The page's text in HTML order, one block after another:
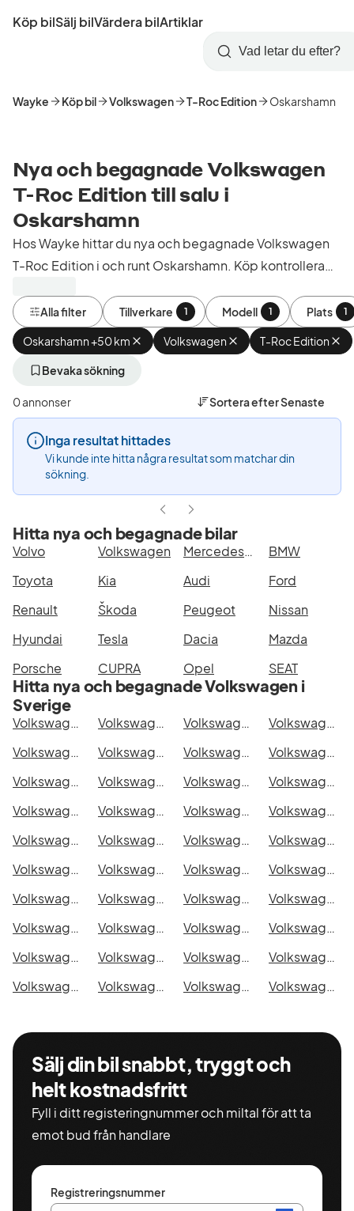
till
Startsida
Köp bilSälj bilVärdera bilArtiklar
Skapa
konto
Logga
in
Sök
Wayke Köp bil Volkswagen T-Roc Edition Oskarshamn
Nya och begagnade Volkswagen
T-Roc Edition till salu i
Oskarshamn
Hos Wayke hittar du nya och begagnade Volkswagen
T-Roc Edition i och runt Oskarshamn. Köp kontrollerade
Alla filter Tillverkare 1 Modell 1 Plats 1
Oskarshamn +50 km Ta
bort
Oskarshamn
(Plats)
Volkswagen Ta
bort
Volkswagen
T-Roc Edition Ta
Bevaka sökning
0 annonser Sortera efterSenaste
Inga resultat hittades
Vi kunde inte hitta några resultat som matchar din
sökning.
Hitta nya och begagnade bilar
Volvo Volkswagen Mercedes-Benz
BMW
Toyota
Kia Audi
Ford
Renault
Škoda Peugeot
Nissan
Hyundai
Tesla Dacia
Mazda
Porsche
CUPRA Opel SEAT
Hitta nya och begagnade Volkswagen i
Sverige
Volkswagen T-Roc Edition i Stockholm Volkswagen T-Roc Edition i Göteborg Volkswagen T-Roc Edition i Helsingborg
Volkswagen T-Roc Edition i Jönköping
Volkswagen T-Roc Edition i Malmö
Volkswagen T-Roc Edition i Örebro Volkswagen T-Roc Edition i Norrköping
Volkswagen T-Roc Edition i Linköping
Volkswagen T-Roc Edition i Uppsala
Volkswagen T-Roc Edition i Västerås Volkswagen T-Roc Edition i Halmstad
Volkswagen T-Roc Edition i Växjö
Volkswagen T-Roc Edition i Eskilstuna
Volkswagen T-Roc Edition i Kalmar Volkswagen T-Roc Edition i Karlskrona
Volkswagen T-Roc Edition i Karlstad
Volkswagen T-Roc Edition i Kristianstad
Volkswagen T-Roc Edition i Sundsvall Volkswagen T-Roc Edition i Umeå
Volkswagen T-Roc Edition i Varberg
Volkswagen T-Roc Edition i Borås
Volkswagen T-Roc Edition i Falkenberg Volkswagen T-Roc Edition i Gävle
Volkswagen T-Roc Edition i Luleå
Volkswagen T-Roc Edition i Lund
Volkswagen T-Roc Edition i Mönsterås Volkswagen T-Roc Edition i Uddevalla
Volkswagen T-Roc Edition i Västervik
Volkswagen T-Roc Edition i Ystad
Volkswagen T-Roc Edition i Östersund Volkswagen T-Roc Edition i Borlänge
Volkswagen T-Roc Edition i Kiruna
Volkswagen T-Roc Edition i Nyköping
Volkswagen T-Roc Edition i Oskarshamn Volkswagen T-Roc Edition i Sigtuna
Volkswagen T-Roc Edition i Skellefteå
Volkswagen T-Roc Edition i Skövde
Volkswagen T-Roc Edition i Trollhättan Volkswagen T-Roc Edition i Alingsås Volkswagen T-Roc Edition i Båstad
Sälj din bil snabbt, tryggt och
helt kostnadsfritt
Fyll i ditt registeringnummer och miltal för att ta
emot bud från handlare
Registreringsnummer